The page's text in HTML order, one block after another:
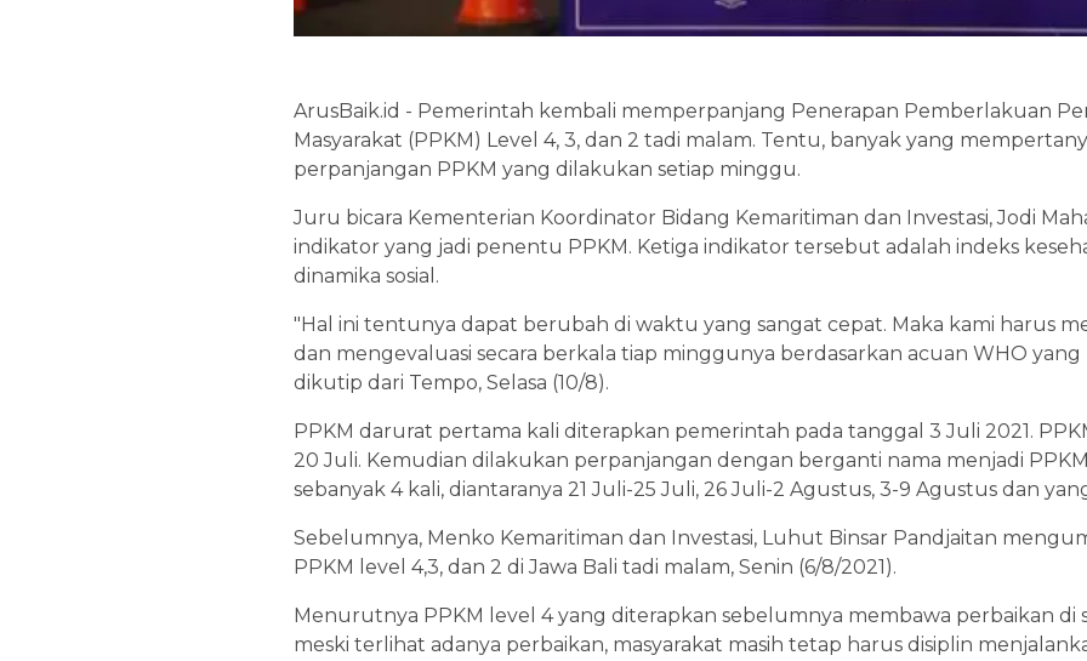
ArusBaik.id - Pemerintah kembali memperpanjang Penerapan Pemberlakuan
Masyarakat (PPKM) Level 4, 3, dan 2 tadi malam. Tentu, banyak yang
perpanjangan PPKM yang dilakukan setiap minggu.
Juru bicara Kementerian Koordinator Bidang Kemaritiman dan Investasi, Jodi
indikator yang jadi penentu PPKM. Ketiga indikator tersebut adalah indeks
dinamika sosial.
"Hal ini tentunya dapat berubah di waktu yang sangat cepat. Maka kami harus
dan mengevaluasi secara berkala tiap minggunya berdasarkan acuan WHO yang
dikutip dari Tempo, Selasa (10/8).
PPKM darurat pertama kali diterapkan pemerintah pada tanggal 3 Juli 2021.
20 Juli. Kemudian dilakukan perpanjangan dengan berganti nama menjadi
sebanyak 4 kali, diantaranya 21 Juli-25 Juli, 26 Juli-2 Agustus, 3-9 Agustus dan
Sebelumnya, Menko Kemaritiman dan Investasi, Luhut Binsar Pandjaitan
PPKM level 4,3, dan 2 di Jawa Bali tadi malam, Senin (6/8/2021).
Menurutnya PPKM level 4 yang diterapkan sebelumnya membawa perbaikan di
meski terlihat adanya perbaikan, masyarakat masih tetap harus disiplin